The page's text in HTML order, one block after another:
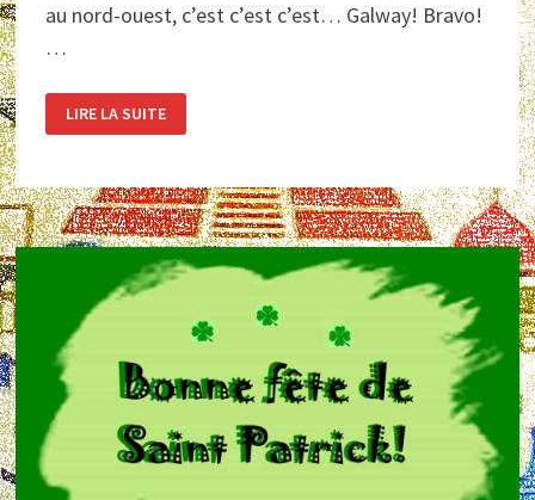
au nord-ouest, c’est c’est c’est… Galway! Bravo!
…
LA
VILLE
–
IRLANDE
LIRE LA SUITE